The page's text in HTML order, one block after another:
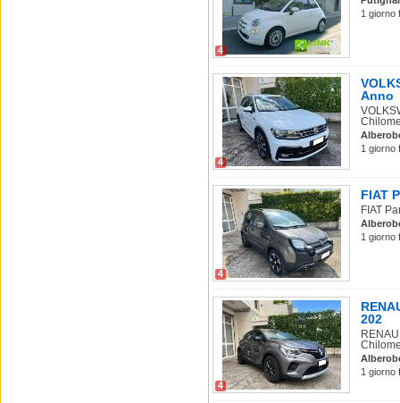
4
1 giorno
4
Anno
1 giorno
4
FIAT
FIAT
1 giorno
4
202
1 giorno